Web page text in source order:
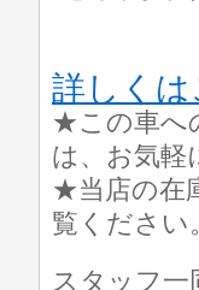
詳しくは
★この車へ
は、お気軽
★当店の在
覧ください
スタッフ